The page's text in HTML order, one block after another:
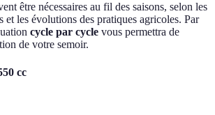
être nécessaires au fil des saisons, selon les
et les évolutions des pratiques agricoles. Par
cycle par cycle vous permettra de
de votre semoir.
cc